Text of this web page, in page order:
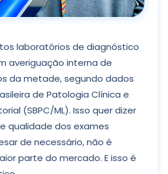
laboratórios de diagnóstico
averiguação interna de
da metade, segundo dados
de Patologia Clínica e
(SBPC/ML). Isso quer dizer
qualidade dos exames
de necessário, não é
parte do mercado. E isso é